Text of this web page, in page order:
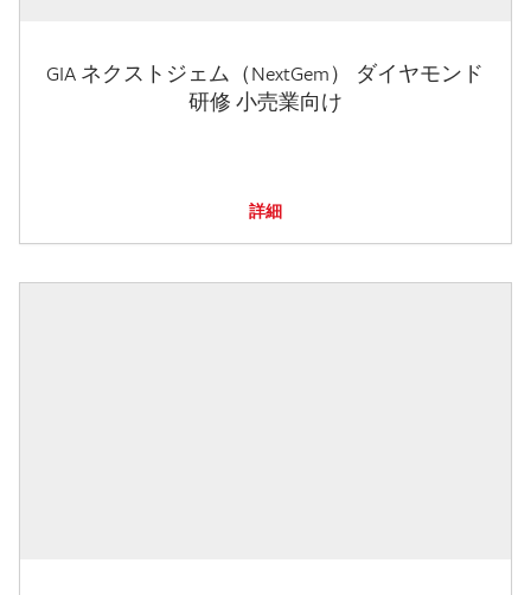
GIA ネクストジェム（NextGem） ダイヤモンド
研修 小売業向け
詳細